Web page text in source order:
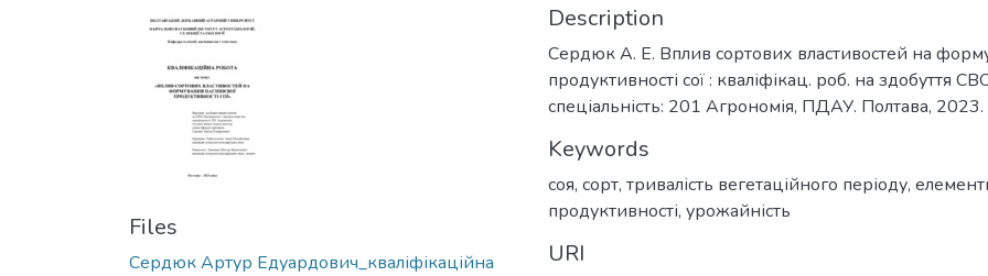
Files
Сердюк Артур Едуардович_кваліфікаційна
Description
Сердюк А. Е. Вплив сортових властивостей на
продуктивності сої : кваліфікац. роб. на здобуття
спеціальність: 201 Агрономія, ПДАУ. Полтава, 2023.
Keywords
соя, сорт, тривалість вегетаційного періоду,
продуктивності, урожайність
URI